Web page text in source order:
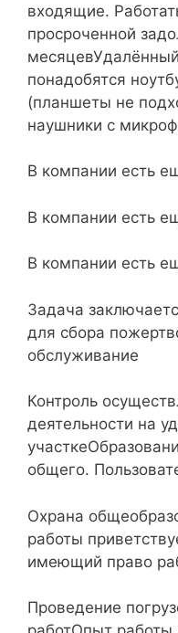
входящие.
просроченной
понадобятся
(планшеты не
наушники с
В компании есть
В компании есть
В компании есть
Задача
для сбора
обслуживание
Контроль
деятельности на
общего.
Охрана
работы
имеющий право
Проведение